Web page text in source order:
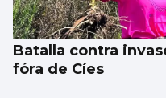
Batalla contra
fóra de Cíes